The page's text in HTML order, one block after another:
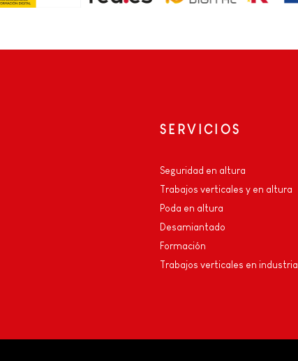
SERVICIOS
Seguridad en altura
Trabajos verticales y en altura
Poda en altura
Desamiantado
Formación
Trabajos verticales en industria